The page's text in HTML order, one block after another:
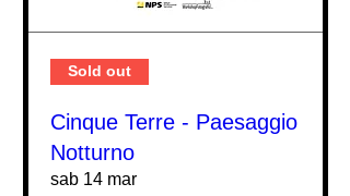
Sold out
Cinque Terre - Paesaggio
Notturno
sab 14 mar